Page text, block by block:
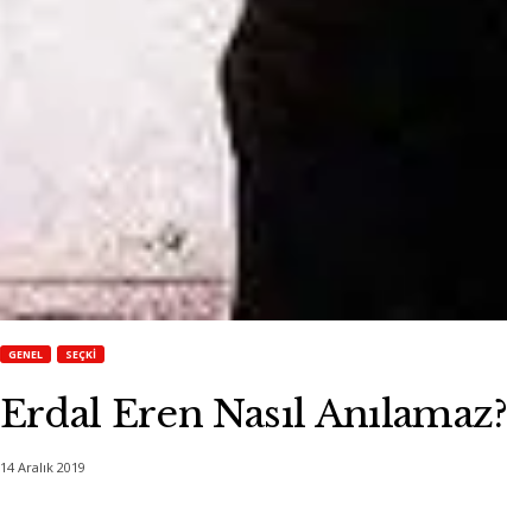
GENEL SEÇKI
Erdal Eren Nasıl Anılamaz?
14 Aralık 2019